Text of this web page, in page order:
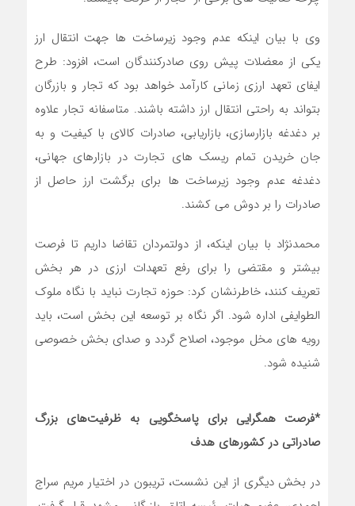
وی با بیان اینکه عدم وجود زیرساخت ها جهت انتقال ارز
یکی از معضلات پیش روی صادرکنندگان است، افزود: طرح
ایفای تعهد ارزی زمانی کارآمد خواهد بود که تجار و بازرگان
بتواند به راحتی انتقال ارز داشته باشند. متاسفانه تجار علاوه
بر دغدغه بازارسازی، بازاریابی، صادرات کالای با کیفیت و به
جان خریدن تمام ریسک های تجارت در بازارهای جهانی،
دغدغه عدم وجود زیرساخت ها برای برگشت ارز حاصل از
صادرات را بر دوش می کشند.
محمدنژاد با بیان اینکه، از دولتمردان تقاضا داریم تا فرصت
بیشتر و مقتضی را برای رفع تعهدات ارزی در هر بخش
تعریف کنند، خاطرنشان کرد: حوزه تجارت نباید با نگاه ملوک
الطوایفی اداره شود. اگر نگاه بر توسعه این بخش است، باید
رویه های مخل موجود، اصلاح گردد و صدای بخش خصوصی
شنیده شود.
*فرصت همگرایی برای پاسخگویی به ظرفیت‌های بزرگ
صادراتی در کشورهای هدف
در بخش دیگری از این نشست، تریبون در اختیار مریم سراج